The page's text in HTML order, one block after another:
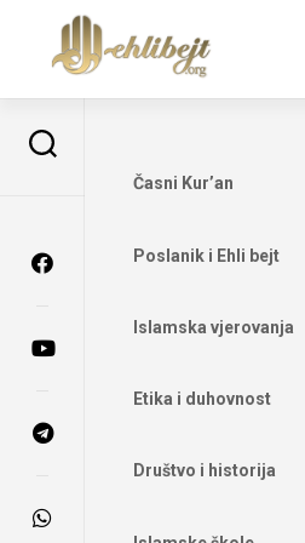
Časni Kur’an
Poslanik i Ehli bejt
Islamska vjerovanja
Etika i duhovnost
Društvo i historija